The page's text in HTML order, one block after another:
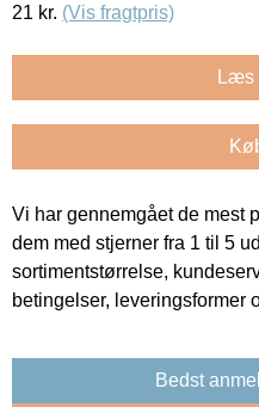
21 kr. (Vis fragtpris)
Læs
Vi har gennemgået de mest
dem med stjerner fra 1 til 5
sortimentstørrelse,
betingelser, leveringsformer
Bedst